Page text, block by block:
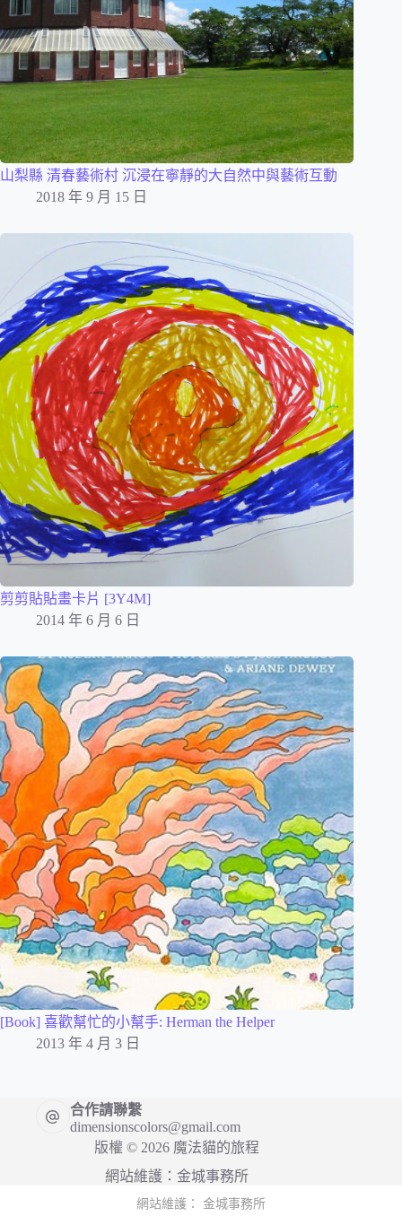
山梨縣 清春藝術村 沉浸在寧靜的大自然中與藝術互動
2018 年 9 月 15 日
剪剪貼貼畫卡片 [3Y4M]
2014 年 6 月 6 日
[Book] 喜歡幫忙的小幫手: Herman the Helper
2013 年 4 月 3 日
合作請聯繫
dimensionscolors@gmail.com
版權 © 2026 魔法貓的旅程
網站維護：金城事務所
網站維護： 金城事務所